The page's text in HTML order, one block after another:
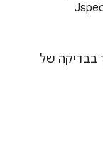
בבדיקה של